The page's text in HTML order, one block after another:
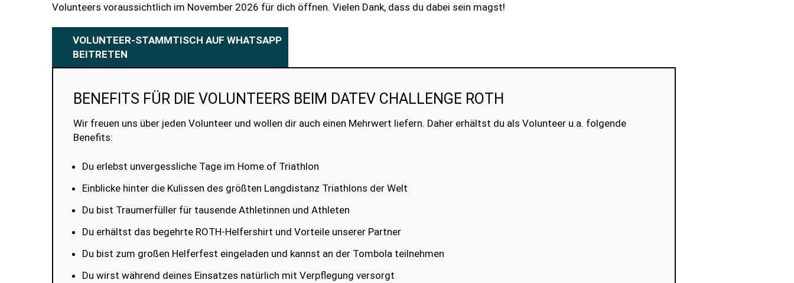
Volunteers voraussichtlich im November 2026 für dich öffnen. Vielen Dank, dass du dabei sein magst!
VOLUNTEER-STAMMTISCH AUF WHATSAPP
BEITRETEN
BENEFITS FÜR DIE VOLUNTEERS BEIM DATEV CHALLENGE ROTH
Wir freuen uns über jeden Volunteer und wollen dir auch einen Mehrwert liefern. Daher erhältst du als Volunteer u.a. folgende
Benefits:
Du erlebst unvergessliche Tage im Home of Triathlon
Einblicke hinter die Kulissen des größten Langdistanz Triathlons der Welt
Du bist Traumerfüller für tausende Athletinnen und Athleten
Du erhältst das begehrte ROTH-Helfershirt und Vorteile unserer Partner
Du bist zum großen Helferfest eingeladen und kannst an der Tombola teilnehmen
Du wirst während deines Einsatzes natürlich mit Verpflegung versorgt